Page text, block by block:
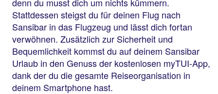
Stattdessen steigst du für deinen Flug nach
Sansibar in das Flugzeug und lässt dich fortan
verwöhnen. Zusätzlich zur Sicherheit und
Bequemlichkeit kommst du auf deinem Sansibar
Urlaub in den Genuss der kostenlosen myTUI-App,
dank der du die gesamte Reiseorganisation in
deinem Smartphone hast.